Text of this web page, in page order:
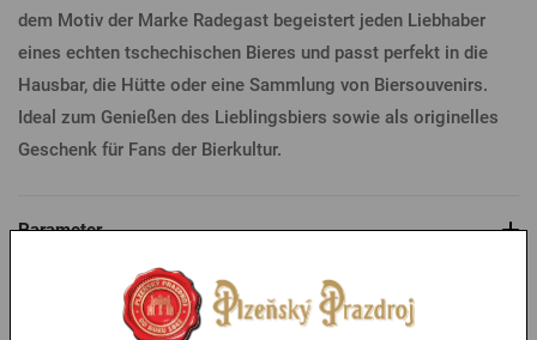
dem Motiv der Marke Radegast begeistert jeden Liebhaber
eines echten tschechischen Bieres und passt perfekt in die
Hausbar, die Hütte oder eine Sammlung von Biersouvenirs.
Ideal zum Genießen des Lieblingsbiers sowie als originelles
Geschenk für Fans der Bierkultur.
Parameter
Das könnte Sie interessieren